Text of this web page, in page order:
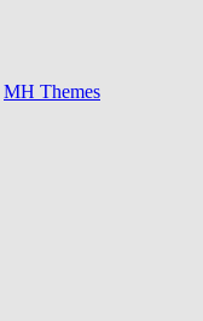
MH Themes